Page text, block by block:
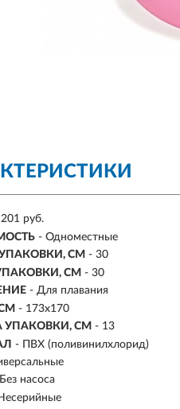
руб.
- Одноместные
СМ - 30
СМ - 30
- Для плавания
- 173х170
УПАКОВКИ, СМ - 13
- ПВХ (поливинилхлорид)
Без насоса